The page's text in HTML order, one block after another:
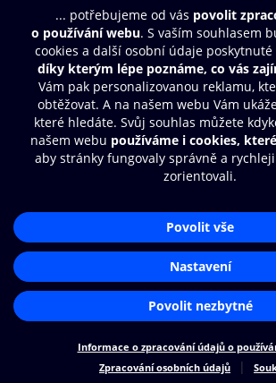
Obsah ke stažení
Moje O2 Knihovna
Další zábava
© O2 Czech Republic a.s.
Zásady zpracování osobních údajů
Nastavení cookies
Aplikace O2
Čti a poslouchej
audioknihy